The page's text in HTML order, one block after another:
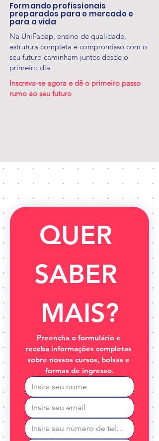
Formando profissionais
preparados para o mercado e
para a vida
Na UniFadap, ensino de qualidade,
estrutura completa e compromisso com o
seu futuro caminham juntos desde o
primeiro dia.
Inscreva-se agora e dê o primeiro passo
rumo ao seu futuro
QUER
SABER
MAIS?
Preencha o formulário e
receba informações completas
sobre nossos cursos, bolsas e
formas de ingresso.